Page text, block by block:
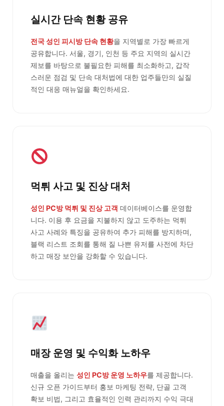
실시간 단속 현황 공유
전국 성인 피시방 단속 현황을 지역별로 가장 빠르게
공유합니다. 서울, 경기, 인천 등 주요 지역의 실시간
제보를 바탕으로 불필요한 피해를 최소화하고, 갑작
스러운 점검 및 단속 대처법에 대한 업주들만의 실질
적인 대응 매뉴얼을 확인하세요.
먹튀 사고 및 진상 대처
성인 PC방 먹튀 및 진상 고객 데이터베이스를 운영합
니다. 이용 후 요금을 지불하지 않고 도주하는 먹튀
사고 사례와 특징을 공유하여 추가 피해를 방지하며,
블랙 리스트 조회를 통해 질 나쁜 유저를 사전에 차단
하고 매장 보안을 강화할 수 있습니다.
매장 운영 및 수익화 노하우
매출을 올리는 성인 PC방 운영 노하우를 제공합니다.
신규 오픈 가이드부터 홍보 마케팅 전략, 단골 고객
확보 비법, 그리고 효율적인 인력 관리까지 수익 극대